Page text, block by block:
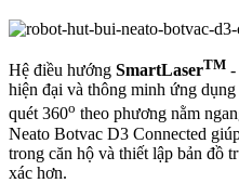
Hệ điều hướng SmartLaserTM -
hiện đại và thông minh ứng
quét 360o theo phương nằm
Neato Botvac D3 Connected
trong căn hộ và thiết lập bản đồ
xác hơn.